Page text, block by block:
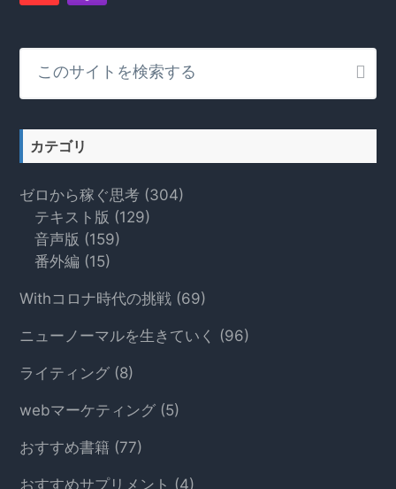
サ
ト
を
検
カテゴリ
ゼロから稼ぐ思考 (304)
テキスト版 (129)
音声版 (159)
番外編 (15)
Withコロナ時代の挑戦 (69)
ニューノーマルを生きていく (96)
ライティング (8)
webマーケティング (5)
おすすめ書籍 (77)
おすすめサプリメント (4)